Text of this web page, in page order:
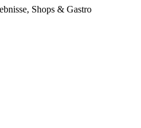
Shops & Gastro